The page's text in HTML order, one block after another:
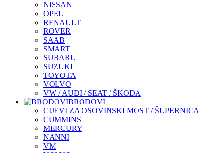
NISSAN
OPEL
RENAULT
ROVER
SAAB
SMART
SUBARU
SUZUKI
TOYOTA
VOLVO
VW / AUDI / SEAT / ŠKODA
BRODOVI
CIJEVI ZA OSOVINSKI MOST / ŠUPERNICA
CUMMINS
MERCURY
NANNI
VM